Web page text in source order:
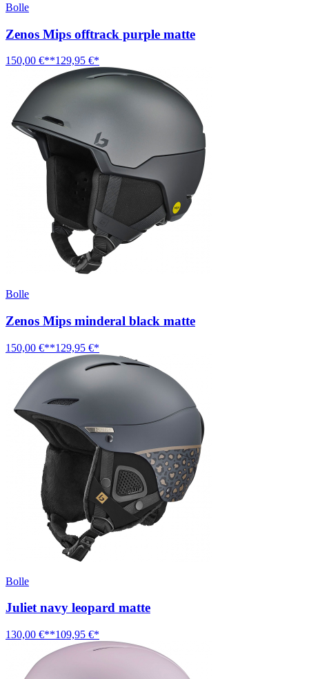
Bolle
Zenos Mips offtrack purple matte
150,00 €**129,95 €*
Bolle
Zenos Mips minderal black matte
150,00 €**129,95 €*
Bolle
Juliet navy leopard matte
130,00 €**109,95 €*